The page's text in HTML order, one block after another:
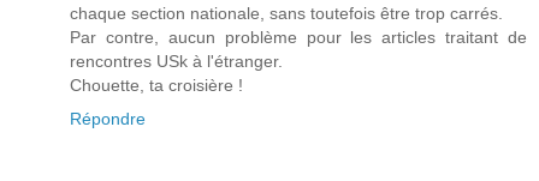
chaque section nationale, sans toutefois être trop carrés.
Par contre, aucun problème pour les articles traitant de
rencontres USk à l'étranger.
Chouette, ta croisière !
Répondre